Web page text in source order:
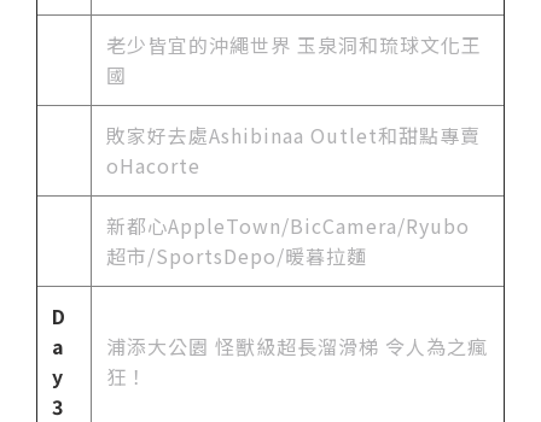
老少皆宜的沖繩世界 玉泉洞和琉球文化王
國
敗家好去處Ashibinaa Outlet和甜點專賣
oHacorte
新都心AppleTown/BicCamera/Ryubo
超市/SportsDepo/暖暮拉麵
D
a
y
3
浦添大公園 怪獸級超長溜滑梯 令人為之瘋
狂！